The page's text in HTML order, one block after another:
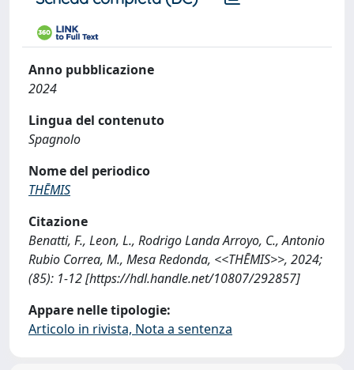
Anno pubblicazione
2024
Lingua del contenuto
Spagnolo
Nome del periodico
THĒMIS
Citazione
Benatti, F., Leon, L., Rodrigo Landa Arroyo, C., Antonio
Rubio Correa, M., Mesa Redonda, <<THĒMIS>>, 2024;
(85): 1-12 [https://hdl.handle.net/10807/292857]
Appare nelle tipologie:
Articolo in rivista, Nota a sentenza